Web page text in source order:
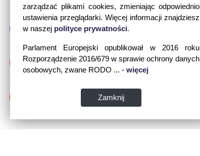
zarządzać plikami cookies, zmieniając odpowiednio
ustawienia przeglądarki. Więcej informacji znajdziesz
w naszej polityce prywatności.
Parlament Europejski opublikował w 2016 roku
Rozporządzenie 2016/679 w sprawie ochrony danych
osobowych, zwane RODO ... - więcej
Zamknij